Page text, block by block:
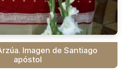
Imagen de Santiago
apóstol